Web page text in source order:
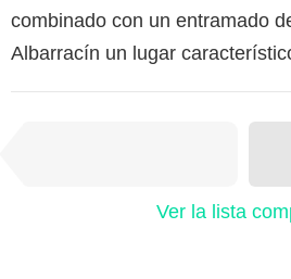
combinado con un entramado
Albarracín un lugar
Ver la lista